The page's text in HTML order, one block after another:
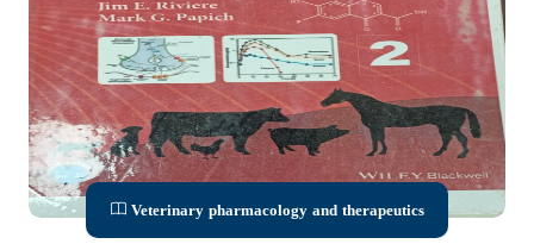
Veterinary pharmacology and therapeutics